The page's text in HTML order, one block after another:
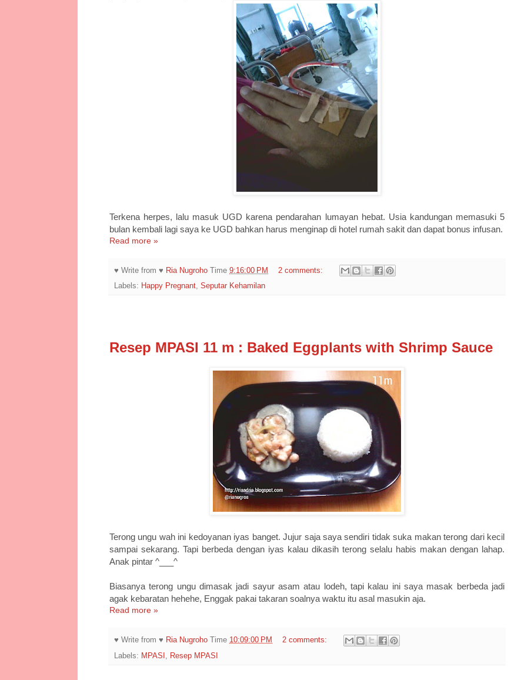
Terkena herpes, lalu masuk UGD karena pendarahan lumayan hebat. Usia kandungan memasuki 5
bulan kembali lagi saya ke UGD bahkan harus menginap di hotel rumah sakit dan dapat bonus infusan.
Read more »
♥ Write from ♥ Ria Nugroho Time 9:16:00 PM
2 comments:
Labels: Happy Pregnant, Seputar Kehamilan
Resep MPASI 11 m : Baked Eggplants with Shrimp Sauce
Terong ungu wah ini kedoyanan iyas banget. Jujur saja saya sendiri tidak suka makan terong dari kecil
sampai sekarang. Tapi berbeda dengan iyas kalau dikasih terong selalu habis makan dengan lahap.
Anak pintar ^___^
Biasanya terong ungu dimasak jadi sayur asam atau lodeh, tapi kalau ini saya masak berbeda jadi
agak kebaratan hehehe, Enggak pakai takaran soalnya waktu itu asal masukin aja.
Read more »
♥ Write from ♥ Ria Nugroho Time 10:09:00 PM
2 comments:
Labels: MPASI Resep MPASI